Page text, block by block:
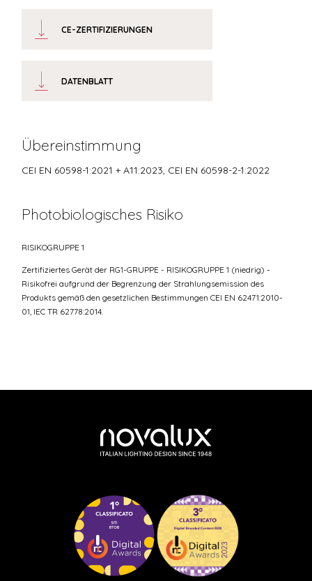
CE-ZERTIFIZIERUNGEN
DATENBLATT
Übereinstimmung
CEI EN 60598-1:2021 + A11:2023, CEI EN 60598-2-1:2022
Photobiologisches Risiko
RISIKOGRUPPE 1
Zertifiziertes Gerät der RG1-GRUPPE - RISIKOGRUPPE 1 (niedrig) -
Risikofrei aufgrund der Begrenzung der Strahlungsemission des
Produkts gemäß den gesetzlichen Bestimmungen CEI EN 62471:2010-
01, IEC TR 62778:2014.